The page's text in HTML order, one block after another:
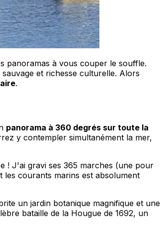
panoramas à vous couper le souffle.
et richesse culturelle. Alors
.
panorama à 360 degrés sur toute la
y contempler simultanément la mer,
! J'ai gravi ses 365 marches (une pour
courants marins est absolument
un jardin botanique magnifique et une
bataille de la Hougue de 1692, un